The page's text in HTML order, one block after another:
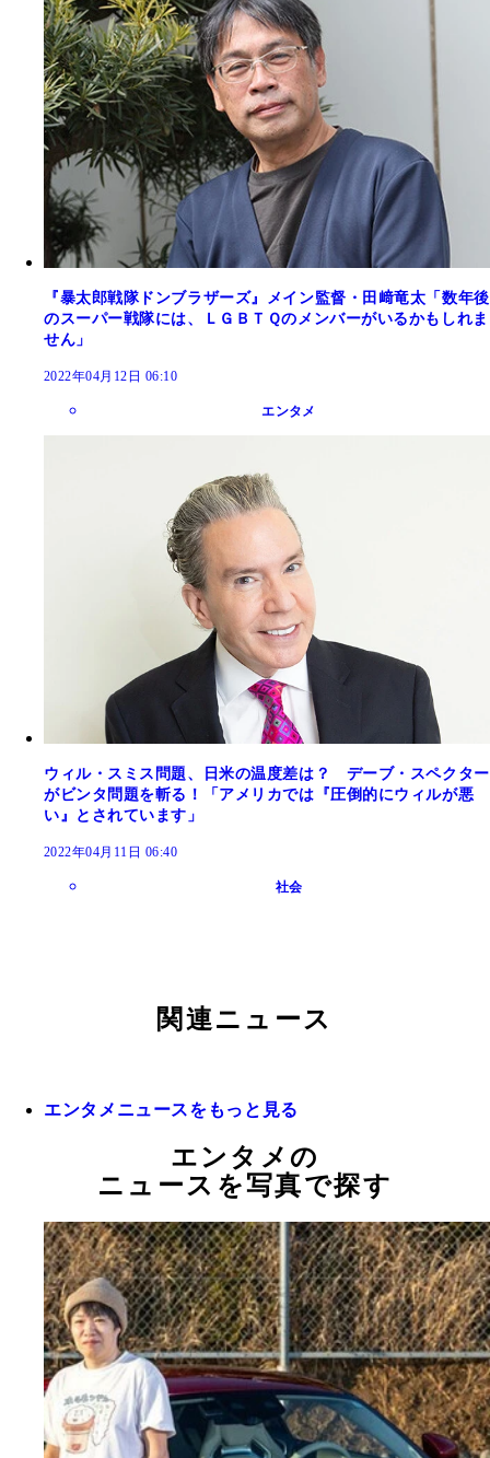
『暴太郎戦隊ドンブラザーズ』メイン監督・田﨑竜太「数年後
のスーパー戦隊には、ＬＧＢＴＱのメンバーがいるかもしれま
せん」
2022年04月12日 06:10
エンタメ
ウィル・スミス問題、日米の温度差は？ デーブ・スペクター
がビンタ問題を斬る！「アメリカでは『圧倒的にウィルが悪
い』とされています」
2022年04月11日 06:40
社会
関連ニュース
エンタメニュースをもっと見る
エンタメの
ニュースを写真で探す